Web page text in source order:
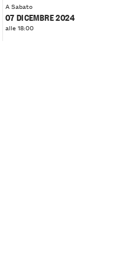
A Sabato
07 DICEMBRE 2024
alle 18:00